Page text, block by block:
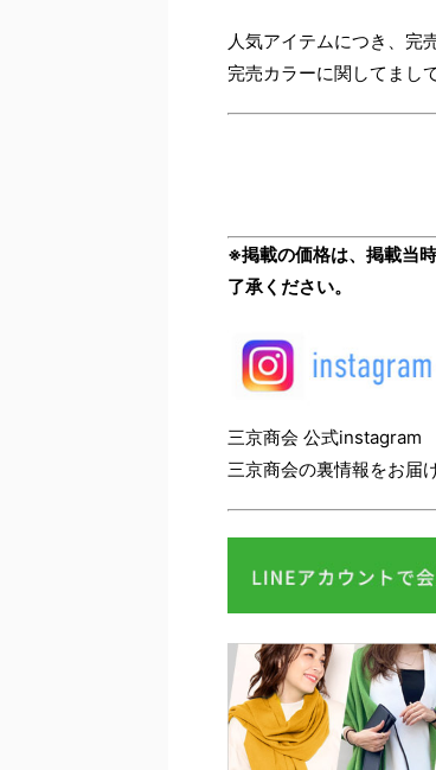
人気アイテムにつき、完
完売カラーに関してまし
※掲載の価格は、掲載当
了承ください。
三京商会 公式instagram
三京商会の裏情報をお届